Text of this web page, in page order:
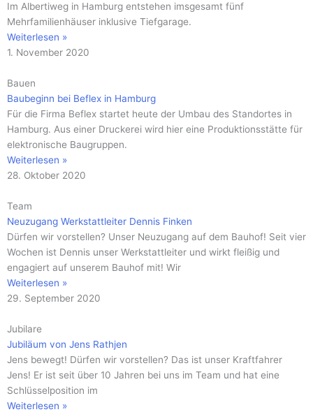
Im Albertiweg in Hamburg entstehen imsgesamt fünf
Mehrfamilienhäuser inklusive Tiefgarage.
Weiterlesen »
1. November 2020
Bauen
Baubeginn bei Beflex in Hamburg
Für die Firma Beflex startet heute der Umbau des Standortes in
Hamburg. Aus einer Druckerei wird hier eine Produktionsstätte für
elektronische Baugruppen.
Weiterlesen »
28. Oktober 2020
Team
Neuzugang Werkstattleiter Dennis Finken
Dürfen wir vorstellen? Unser Neuzugang auf dem Bauhof! Seit vier
Wochen ist Dennis unser Werkstattleiter und wirkt fleißig und
engagiert auf unserem Bauhof mit! Wir
Weiterlesen »
29. September 2020
Jubilare
Jubiläum von Jens Rathjen
Jens bewegt! Dürfen wir vorstellen? Das ist unser Kraftfahrer
Jens! Er ist seit über 10 Jahren bei uns im Team und hat eine
Schlüsselposition im
Weiterlesen »